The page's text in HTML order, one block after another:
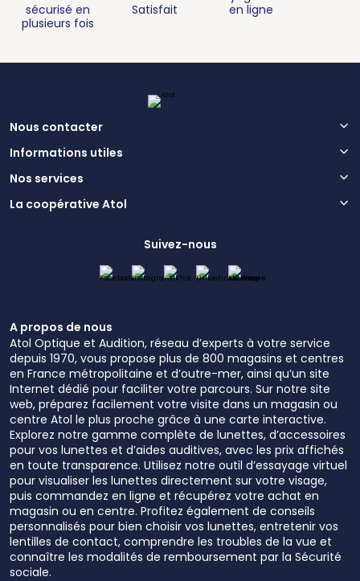
sécurisé en
plusieurs fois
Satisfait
en ligne
Nous contacter
Informations utiles
Nos services
La coopérative Atol
Suivez-nous
A propos de nous
Atol Optique et Audition, réseau d’experts à votre service
depuis 1970, vous propose plus de 800 magasins et centres
en France métropolitaine et d’outre-mer, ainsi qu’un site
Internet dédié pour faciliter votre parcours. Sur notre site
web, préparez facilement votre visite dans un magasin ou
centre Atol le plus proche grâce à une carte interactive.
Explorez notre gamme complète de lunettes, d’accessoires
pour vos lunettes et d’aides auditives, avec les prix affichés
en toute transparence. Utilisez notre outil d’essayage virtuel
pour visualiser les lunettes directement sur votre visage,
puis commandez en ligne et récupérez votre achat en
magasin ou en centre. Profitez également de conseils
personnalisés pour bien choisir vos lunettes, entretenir vos
lentilles de contact, comprendre les troubles de la vue et
connaître les modalités de remboursement par la Sécurité
sociale.